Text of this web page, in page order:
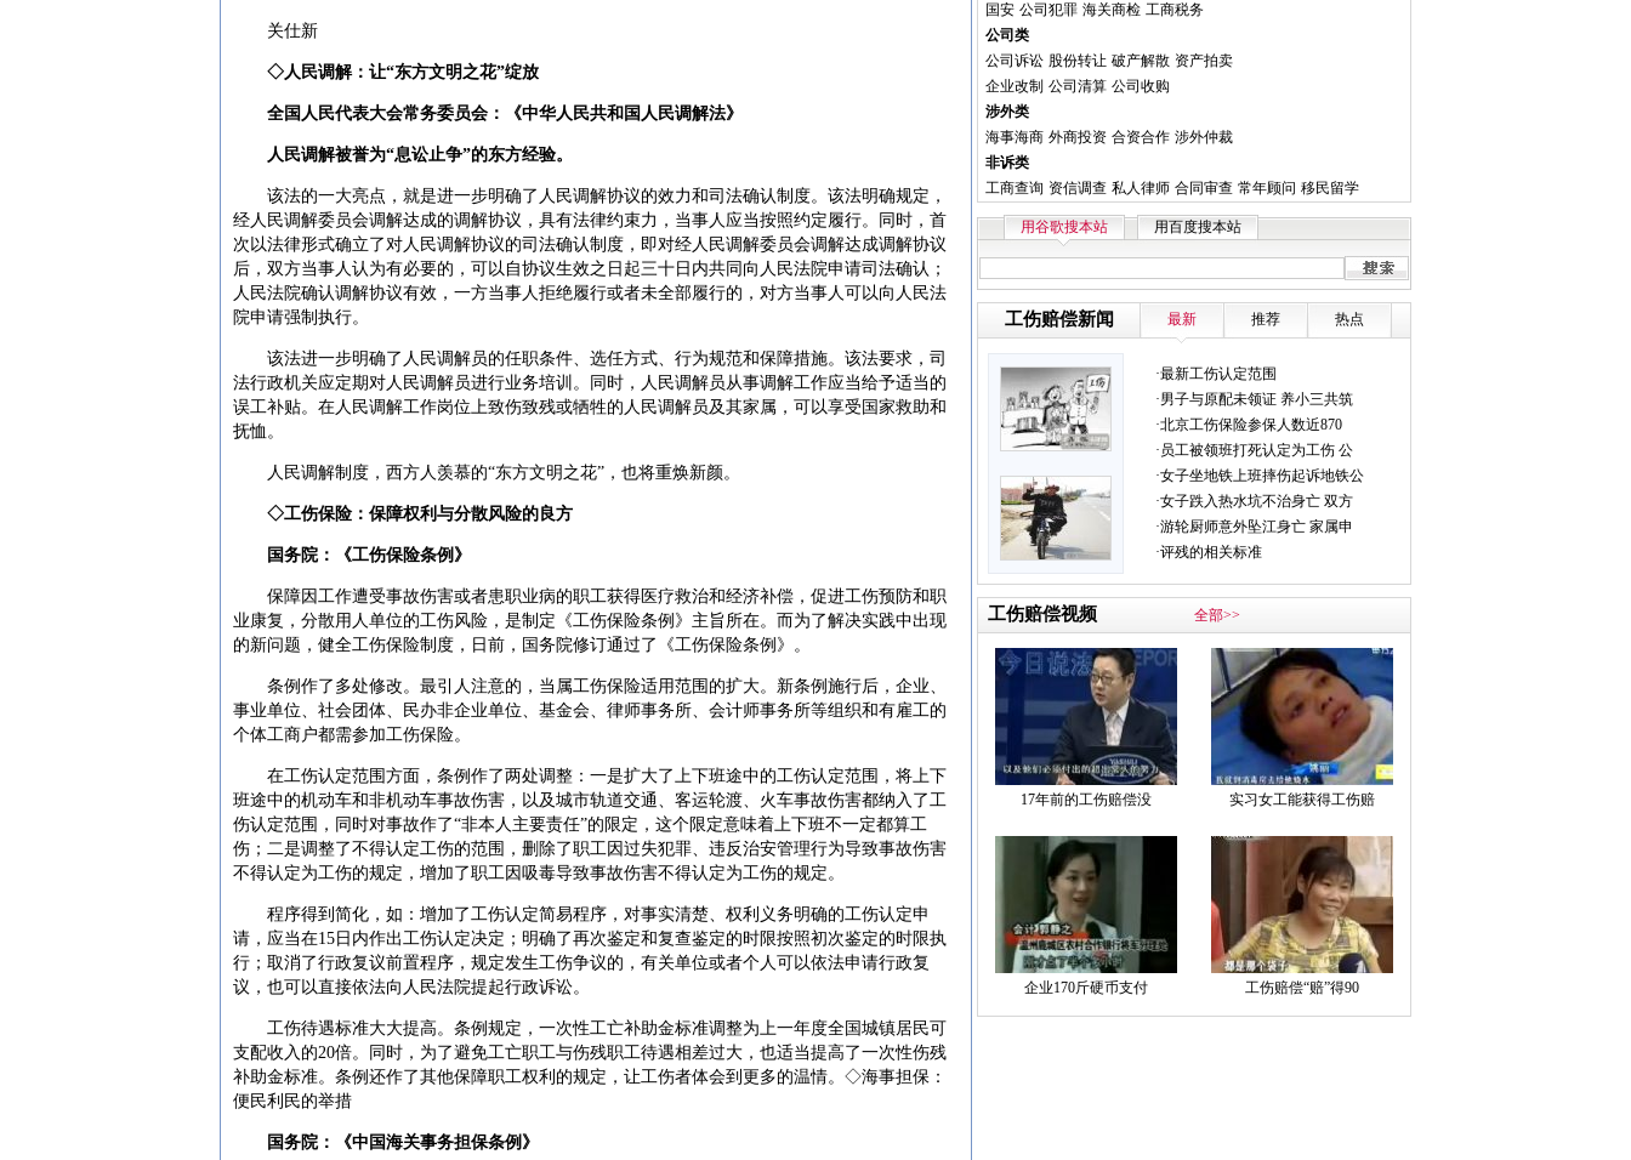
关仕新
◇人民调解：让“东方文明之花”绽放
全国人民代表大会常务委员会：《中华人民共和国人民调解法》
人民调解被誉为“息讼止争”的东方经验。
该法的一大亮点，就是进一步明确了人民调解协议的效力和司法确认制度。该法明确规定，
经人民调解委员会调解达成的调解协议，具有法律约束力，当事人应当按照约定履行。同时，首
次以法律形式确立了对人民调解协议的司法确认制度，即对经人民调解委员会调解达成调解协议
后，双方当事人认为有必要的，可以自协议生效之日起三十日内共同向人民法院申请司法确认；
人民法院确认调解协议有效，一方当事人拒绝履行或者未全部履行的，对方当事人可以向人民法
院申请强制执行。
该法进一步明确了人民调解员的任职条件、选任方式、行为规范和保障措施。该法要求，司
法行政机关应定期对人民调解员进行业务培训。同时，人民调解员从事调解工作应当给予适当的
误工补贴。在人民调解工作岗位上致伤致残或牺牲的人民调解员及其家属，可以享受国家救助和
抚恤。
人民调解制度，西方人羡慕的“东方文明之花”，也将重焕新颜。
◇工伤保险：保障权利与分散风险的良方
国务院：《工伤保险条例》
保障因工作遭受事故伤害或者患职业病的职工获得医疗救治和经济补偿，促进工伤预防和职
业康复，分散用人单位的工伤风险，是制定《工伤保险条例》主旨所在。而为了解决实践中出现
的新问题，健全工伤保险制度，日前，国务院修订通过了《工伤保险条例》。
条例作了多处修改。最引人注意的，当属工伤保险适用范围的扩大。新条例施行后，企业、
事业单位、社会团体、民办非企业单位、基金会、律师事务所、会计师事务所等组织和有雇工的
个体工商户都需参加工伤保险。
在工伤认定范围方面，条例作了两处调整：一是扩大了上下班途中的工伤认定范围，将上下
班途中的机动车和非机动车事故伤害，以及城市轨道交通、客运轮渡、火车事故伤害都纳入了工
伤认定范围，同时对事故作了“非本人主要责任”的限定，这个限定意味着上下班不一定都算工
伤；二是调整了不得认定工伤的范围，删除了职工因过失犯罪、违反治安管理行为导致事故伤害
不得认定为工伤的规定，增加了职工因吸毒导致事故伤害不得认定为工伤的规定。
程序得到简化，如：增加了工伤认定简易程序，对事实清楚、权利义务明确的工伤认定申
请，应当在15日内作出工伤认定决定；明确了再次鉴定和复查鉴定的时限按照初次鉴定的时限执
行；取消了行政复议前置程序，规定发生工伤争议的，有关单位或者个人可以依法申请行政复
议，也可以直接依法向人民法院提起行政诉讼。
工伤待遇标准大大提高。条例规定，一次性工亡补助金标准调整为上一年度全国城镇居民可
支配收入的20倍。同时，为了避免工亡职工与伤残职工待遇相差过大，也适当提高了一次性伤残
补助金标准。条例还作了其他保障职工权利的规定，让工伤者体会到更多的温情。◇海事担保：
便民利民的举措
国务院：《中国海关事务担保条例》
国安 公司犯罪 海关商检 工商税务
公司类
公司诉讼 股份转让 破产解散 资产拍卖
企业改制 公司清算 公司收购
涉外类
海事海商 外商投资 合资合作 涉外仲裁
非诉类
工商查询 资信调查 私人律师 合同审查 常年顾问 移民留学
用谷歌搜本站 用百度搜本站
工伤赔偿新闻 最新 推荐 热点
·最新工伤认定范围
·男子与原配未领证 养小三共筑
·北京工伤保险参保人数近870
·员工被领班打死认定为工伤 公
·女子坐地铁上班摔伤起诉地铁公
·女子跌入热水坑不治身亡 双方
·游轮厨师意外坠江身亡 家属申
·评残的相关标准
工伤赔偿视频 全部>>
17年前的工伤赔偿没 实习女工能获得工伤赔
企业170斤硬币支付 工伤赔偿“赔”得90